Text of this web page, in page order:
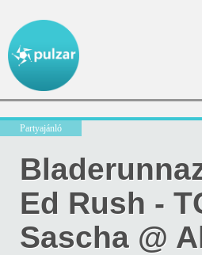
Partyajánló
Ed Rush -
Sascha @